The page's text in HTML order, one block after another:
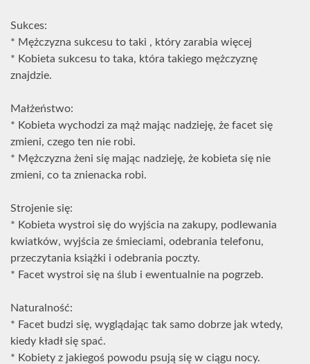
Sukces:
* Mężczyzna sukcesu to taki , który zarabia więcej
* Kobieta sukcesu to taka, która takiego mężczyznę
znajdzie.
Małżeństwo:
* Kobieta wychodzi za mąż mając nadzieję, że facet się
zmieni, czego ten nie robi.
* Mężczyzna żeni się mając nadzieję, że kobieta się nie
zmieni, co ta znienacka robi.
Strojenie się:
* Kobieta wystroi się do wyjścia na zakupy, podlewania
kwiatków, wyjścia ze śmieciami, odebrania telefonu,
przeczytania książki i odebrania poczty.
* Facet wystroi się na ślub i ewentualnie na pogrzeb.
Naturalność:
* Facet budzi się, wyglądając tak samo dobrze jak wtedy,
kiedy kładł się spać.
* Kobiety z jakiegoś powodu psują się w ciągu nocy.